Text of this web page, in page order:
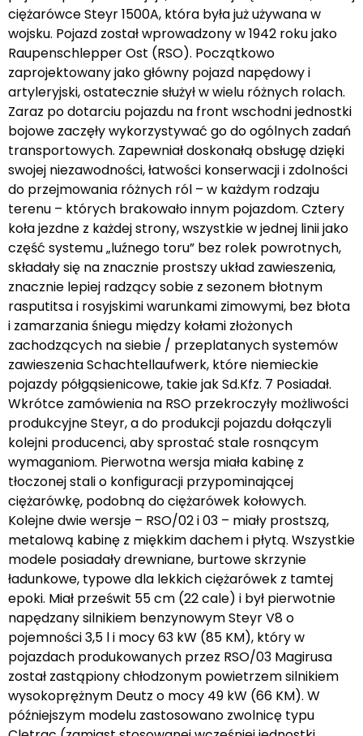
ciężarówce Steyr 1500A, która była już używana w
wojsku. Pojazd został wprowadzony w 1942 roku jako
Raupenschlepper Ost (RSO). Początkowo
zaprojektowany jako główny pojazd napędowy i
artyleryjski, ostatecznie służył w wielu różnych rolach.
Zaraz po dotarciu pojazdu na front wschodni jednostki
bojowe zaczęły wykorzystywać go do ogólnych zadań
transportowych. Zapewniał doskonałą obsługę dzięki
swojej niezawodności, łatwości konserwacji i zdolności
do przejmowania różnych ról – w każdym rodzaju
terenu – których brakowało innym pojazdom. Cztery
koła jezdne z każdej strony, wszystkie w jednej linii jako
część systemu „luźnego toru” bez rolek powrotnych,
składały się na znacznie prostszy układ zawieszenia,
znacznie lepiej radzący sobie z sezonem błotnym
rasputitsa i rosyjskimi warunkami zimowymi, bez błota
i zamarzania śniegu między kołami złożonych
zachodzących na siebie / przeplatanych systemów
zawieszenia Schachtellaufwerk, które niemieckie
pojazdy półgąsienicowe, takie jak Sd.Kfz. 7 Posiadał.
Wkrótce zamówienia na RSO przekroczyły możliwości
produkcyjne Steyr, a do produkcji pojazdu dołączyli
kolejni producenci, aby sprostać stale rosnącym
wymaganiom. Pierwotna wersja miała kabinę z
tłoczonej stali o konfiguracji przypominającej
ciężarówkę, podobną do ciężarówek kołowych.
Kolejne dwie wersje – RSO/02 i 03 – miały prostszą,
metalową kabinę z miękkim dachem i płytą. Wszystkie
modele posiadały drewniane, burtowe skrzynie
ładunkowe, typowe dla lekkich ciężarówek z tamtej
epoki. Miał prześwit 55 cm (22 cale) i był pierwotnie
napędzany silnikiem benzynowym Steyr V8 o
pojemności 3,5 l i mocy 63 kW (85 KM), który w
pojazdach produkowanych przez RSO/03 Magirusa
został zastąpiony chłodzonym powietrzem silnikiem
wysokoprężnym Deutz o mocy 49 kW (66 KM). W
późniejszym modelu zastosowano zwolnicę typu